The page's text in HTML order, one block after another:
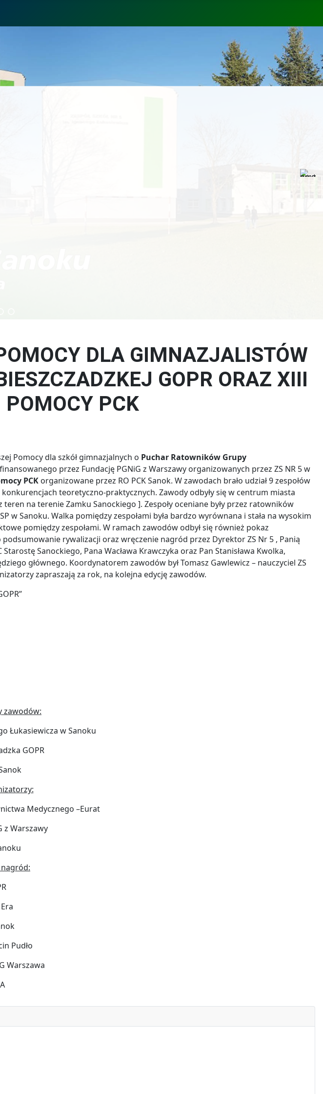
DLA GIMNAZJALISTÓW
GOPR ORAZ XIII
POMOCY PCK
Pomocy dla szkół gimnazjalnych o Puchar Ratowników Grupy
przez Fundację PGNiG z Warszawy organizowanych przez ZS NR 5 w
PCK organizowane przez RO PCK Sanok. W zawodach brało udział 9 zespołów
teoretyczno-praktycznych. Zawody odbyły się w centrum miasta
teren na terenie Zamku Sanockiego ]. Zespoły oceniane były przez ratowników
w Sanoku. Walka pomiędzy zespołami była bardzo wyrównana i stała na wysokim
pomiędzy zespołami. W ramach zawodów odbył się również pokaz
rywalizacji oraz wręczenie nagród przez Dyrektor ZS Nr 5 , Panią
Sanockiego, Pana Wacława Krawczyka oraz Pan Stanisława Kwolka,
głównego. Koordynatorem zawodów był Tomasz Gawlewicz – nauczyciel ZS
zapraszają za rok, na kolejna edycję zawodów.
zawodów:
Łukasiewicza w Sanoku
GOPR
Medycznego –Eurat
z Warszawy
Pudło
Warszawa